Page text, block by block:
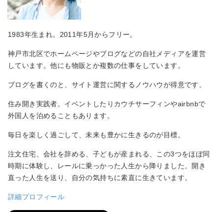
1983年生まれ。2011年5月からフリー。
神戸市北区でホームページやブログなどの自社メディアを運営
しています。他にも物販とか複数の仕事をしています。
ブログを書くのと、サイト運営に関するノウハウが得意です。
住み開き実践者。イベントしたりカウチサーフィンやairbnbで
外国人を泊めることもあります。
毎日を楽しく過ごして、未来も豊かに生きるのが目標。
注文住宅、会社を辞める、子どもが産まれる、この3つをほぼ同
時期に体験し、レールに乗っかった人生から降りました。開き
直った人生を送り、自分の気持ちに素直に生きています。
詳細プロフィール